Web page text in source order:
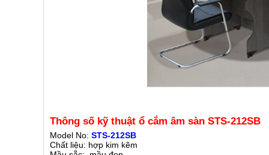
Thông số kỹ thuật ổ cắm âm sàn STS-212SB
Model No: STS-212SB
Chất liệu: hợp kim kẽm